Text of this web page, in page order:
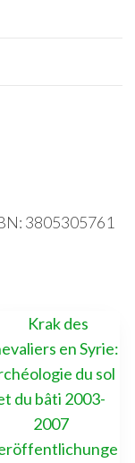
3805305761